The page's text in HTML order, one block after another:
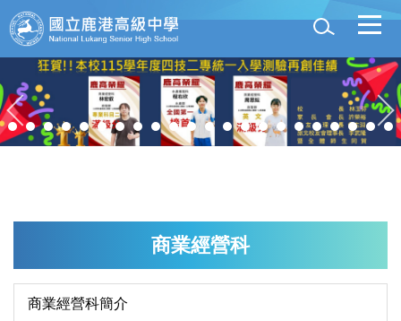
跳
到
主
內
容
區
商業經營科
商業經營科簡介